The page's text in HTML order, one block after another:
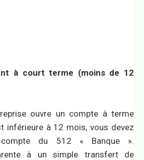
à court terme (moins de 12
ouvre un compte à terme
inférieure à 12 mois, vous devez
du 512 « Banque ».
à un simple transfert de